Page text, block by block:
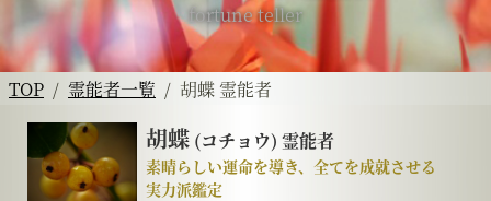
fortune teller
TOP 霊能者一覧 胡蝶 霊能者
胡蝶 (コチョウ) 霊能者
素晴らしい運命を導き、全てを成就させる
実力派鑑定